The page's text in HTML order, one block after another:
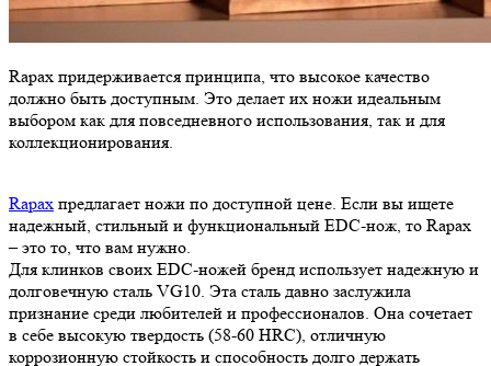
Rapax придерживается принципа, что высокое качество
должно быть доступным. Это делает их ножи идеальным
выбором как для повседневного использования, так и для
коллекционирования.
Rapax предлагает ножи по доступной цене. Если вы ищете
надежный, стильный и функциональный EDC-нож, то Rapax
– это то, что вам нужно.
Для клинков своих EDC-ножей бренд использует надежную и
долговечную сталь VG10. Эта сталь давно заслужила
признание среди любителей и профессионалов. Она сочетает
в себе высокую твердость (58-60 HRC), отличную
коррозионную стойкость и способность долго держать